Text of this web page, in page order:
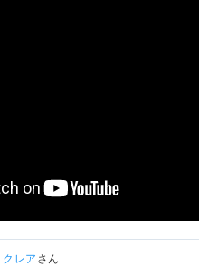
クレアさん